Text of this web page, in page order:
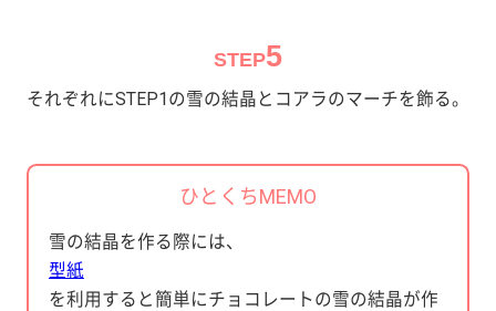
STEP5
それぞれにSTEP1の雪の結晶とコアラのマーチを飾る。
ひとくちMEMO
雪の結晶を作る際には、
型紙
を利用すると簡単にチョコレートの雪の結晶が作